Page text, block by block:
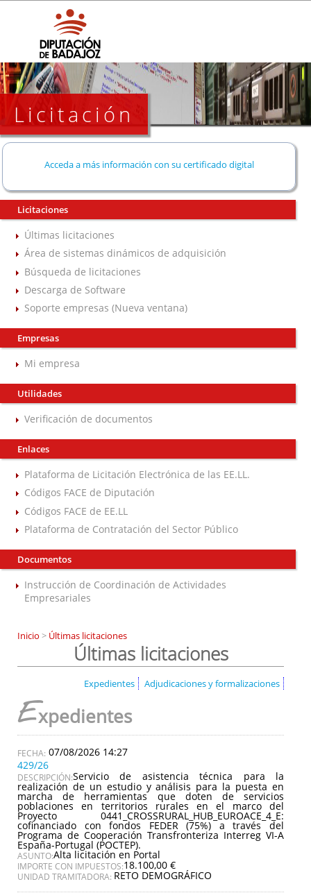
Licitación
Acceda a más información con su certificado digital
Licitaciones
Últimas licitaciones
Área de sistemas dinámicos de adquisición
Búsqueda de licitaciones
Descarga de Software
Soporte empresas (Nueva ventana)
Empresas
Mi empresa
Utilidades
Verificación de documentos
Enlaces
Plataforma de Licitación Electrónica de las EE.LL.
Códigos FACE de Diputación
Códigos FACE de EE.LL
Plataforma de Contratación del Sector Público
Documentos
Instrucción de Coordinación de Actividades
Empresariales
Inicio > Últimas licitaciones
Últimas licitaciones
Expedientes Adjudicaciones y formalizaciones
Expedientes
07/08/2026 14:27
429/26
DESCRIPCIÓN:Servicio de asistencia técnica para la
realización de un estudio y análisis para la puesta en
marcha de herramientas que doten de servicios
poblaciones en territorios rurales en el marco del
Proyecto 0441_CROSSRURAL_HUB_EUROACE_4_E:
cofinanciado con fondos FEDER (75%) a través del
Programa de Cooperación Transfronteriza Interreg VI-A
España-Portugal (POCTEP).
ASUNTO:Alta licitación en Portal
IMPORTE CON IMPUESTOS:18.100,00 €
UNIDAD TRAMITADORA: RETO DEMOGRÁFICO